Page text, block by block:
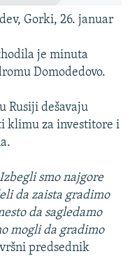
Gorki, 26. januar
je minuta
Domodedovo.
Rusiji dešavaju
klimu za investitore i
smo najgore
da zaista gradimo
da sagledamo
mogli da gradimo
predsednik